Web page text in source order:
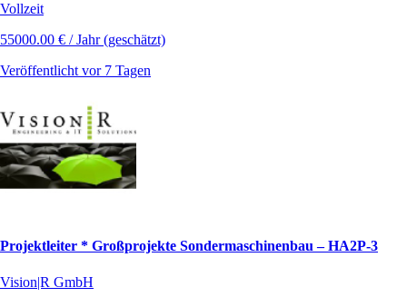
Vollzeit
55000.00 € / Jahr (geschätzt)
Veröffentlicht vor 7 Tagen
Projektleiter * Großprojekte Sondermaschinenbau – HA2P-3
Vision|R GmbH